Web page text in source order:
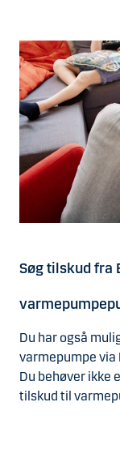
Søg tilskud fra
Du har også
varmepumpe
Du behøver ikke
tilskud til